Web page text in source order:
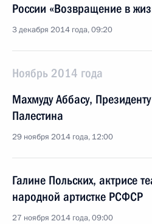
России «Возвращение в
3 декабря 2014 года, 09:20
Ноябрь 2014 года
Махмуду Аббасу, Президенту
Палестина
29 ноября 2014 года, 12:00
Галине Польских, актрисе
народной артистке РСФСР
27 ноября 2014 года, 09:00